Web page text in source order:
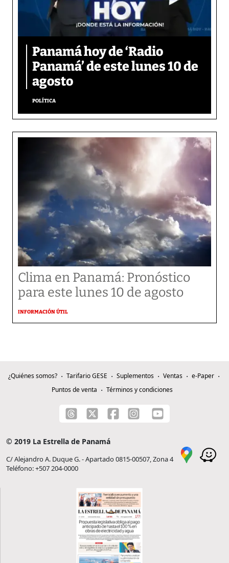
Panamá hoy de ‘Radio
Panamá’ de este lunes 10 de
agosto
POLÍTICA
Clima en Panamá: Pronóstico
para este lunes 10 de agosto
INFORMACIÓN ÚTIL
¿Quiénes somos? Tarifario GESE Suplementos Ventas
e-Paper
Puntos de venta
Términos y condiciones
© 2019 La Estrella de Panamá
C/ Alejandro A. Duque G. - Apartado 0815-00507, Zona 4
Teléfono: +507 204-0000